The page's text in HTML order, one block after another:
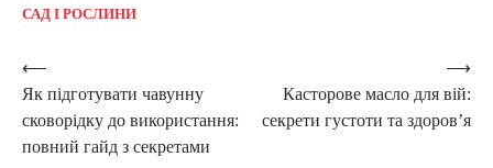
САД І РОСЛИНИ
Post
navigation
⟵
Як підготувати чавунну
сковорідку до використання:
повний гайд з секретами
Касторове масло для вій:
секрети густоти та здоров’я
⟶